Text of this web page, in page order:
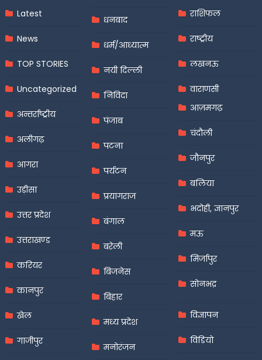
Latest
News
TOP STORIES
Uncategorized
अन्तर्राष्ट्रीय
अलीगढ़
आगरा
उड़ीसा
उत्तर प्रदेश
उत्तराखण्ड
करियर
कानपुर
खेल
गाजीपुर
धनबाद
धर्म/आध्यात्म
नयी दिल्ली
निविदा
पंजाब
पटना
पर्यटन
प्रयागराज
बंगाल
बरेली
बिजनेस
बिहार
मध्य प्रदेश
मनोरंजन
राशिफल
राष्ट्रीय
लखनऊ
वाराणसी
आज़मगढ़
चंदौली
जौनपुर
बलिया
भदोही, ज्ञानपुर
मऊ
मिर्जापुर
सोनभद्र
विज्ञापन
विडियो